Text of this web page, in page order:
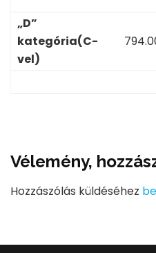
„D”
kategória(C-
vel)
Vélemény,
Hozzászólás küldéséhez